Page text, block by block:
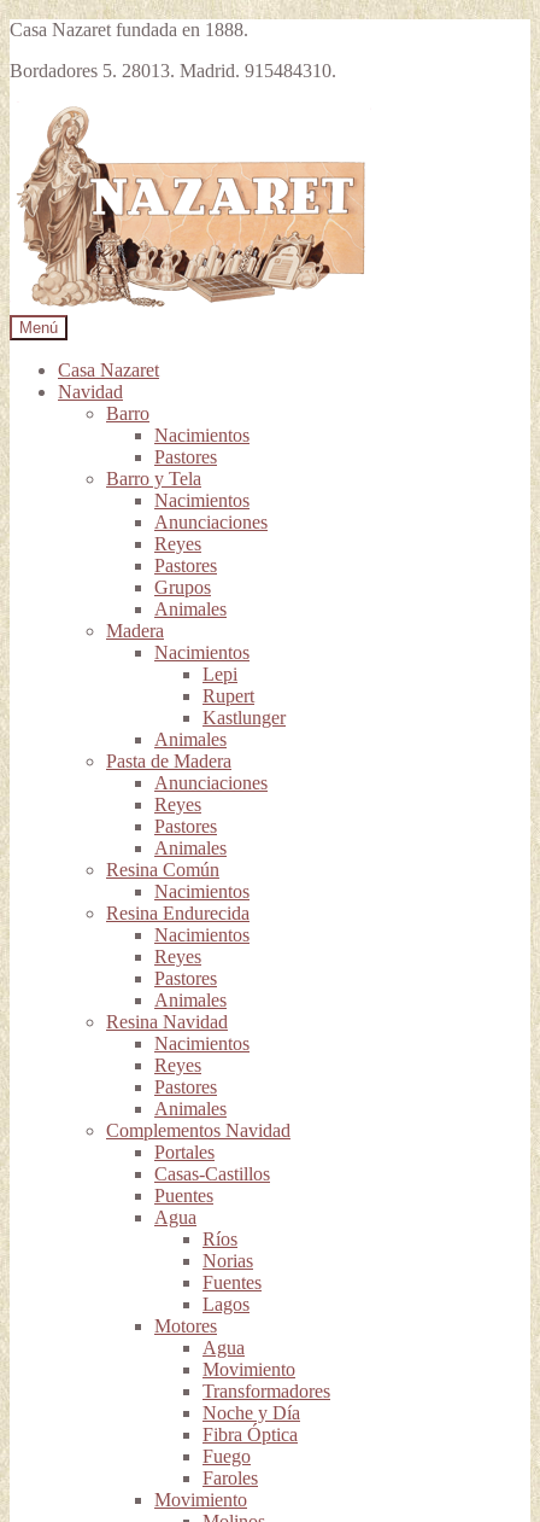
Casa Nazaret fundada en 1888.
Bordadores 5. 28013. Madrid. 915484310.
la
navegación
contenido
Menú
Casa Nazaret
Navidad
Barro
Nacimientos
Pastores
Barro y Tela
Nacimientos
Anunciaciones
Reyes
Pastores
Grupos
Animales
Madera
Nacimientos
Lepi
Rupert
Kastlunger
Animales
Pasta de Madera
Anunciaciones
Reyes
Pastores
Animales
Resina Común
Nacimientos
Resina Endurecida
Nacimientos
Reyes
Pastores
Animales
Resina Navidad
Nacimientos
Reyes
Pastores
Animales
Complementos Navidad
Portales
Casas-Castillos
Puentes
Agua
Ríos
Norias
Fuentes
Lagos
Motores
Agua
Movimiento
Transformadores
Noche y Día
Fibra Óptica
Fuego
Faroles
Movimiento